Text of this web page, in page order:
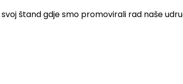
štand gdje smo promovirali rad naše